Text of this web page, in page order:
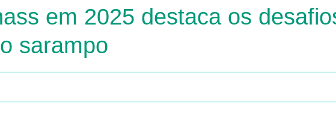
em 2025 destaca os
sarampo